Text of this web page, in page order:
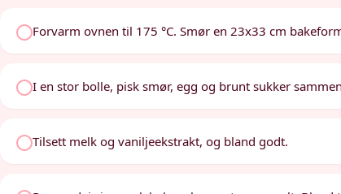
Forvarm ovnen til 175 °C. Smør en 23x33 cm
I en stor bolle, pisk smør, egg og brunt sukker
Tilsett melk og vaniljeekstrakt, og bland godt.